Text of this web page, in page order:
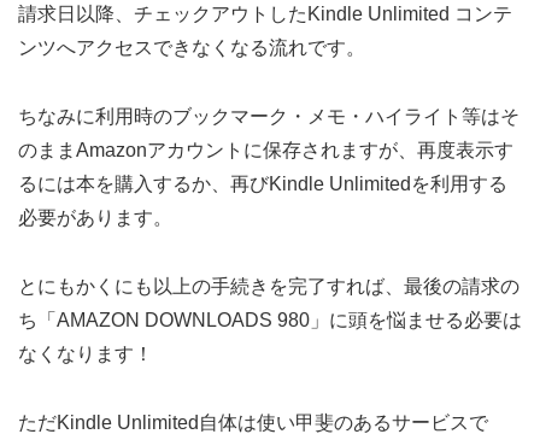
請求日以降、チェックアウトしたKindle Unlimited コンテ
ンツへアクセスできなくなる流れです。
ちなみに利用時のブックマーク・メモ・ハイライト等はそ
のままAmazonアカウントに保存されますが、再度表示す
るには本を購入するか、再びKindle Unlimitedを利用する
必要があります。
とにもかくにも以上の手続きを完了すれば、最後の請求の
ち「AMAZON DOWNLOADS 980」に頭を悩ませる必要は
なくなります！
ただKindle Unlimited自体は使い甲斐のあるサービスで